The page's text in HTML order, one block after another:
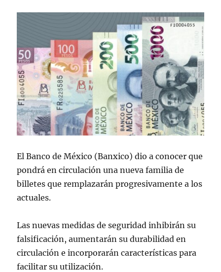
El Banco de México (Banxico) dio a conocer que
pondrá en circulación una nueva familia de
billetes que remplazarán progresivamente a los
actuales.
Las nuevas medidas de seguridad inhibirán su
falsificación, aumentarán su durabilidad en
circulación e incorporarán características para
facilitar su utilización.